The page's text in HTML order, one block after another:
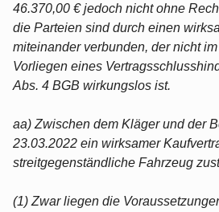
46.370,00 € jedoch nicht ohne
die Parteien sind durch einen
miteinander verbunden, der nicht
Vorliegen eines
Abs. 4 BGB wirkungslos ist.
aa) Zwischen dem Kläger und der
23.03.2022 ein wirksamer
streitgegenständliche Fahrzeug
(1) Zwar liegen die